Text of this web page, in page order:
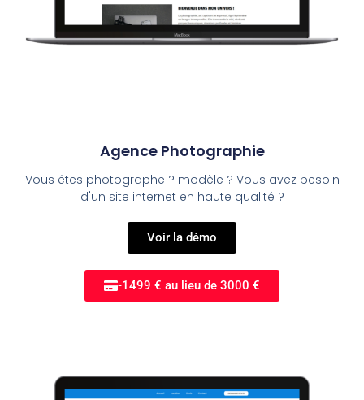
Agence Photographie
Vous êtes photographe ? modèle ? Vous avez besoin
d'un site internet en haute qualité ?
Voir la démo
-1499 € au lieu de 3000 €